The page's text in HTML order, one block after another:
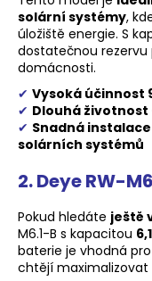
solární systémy,
úložiště energie. S
dostatečnou
domácnosti.
✔ Vysoká účinnost
✔ Dlouhá životnost
✔ Snadná
solárních systémů
2.Deye RW-
Pokud hledáte ještě
M6.1-B s kapacitou
baterie je vhodná
chtějí maximalizovat